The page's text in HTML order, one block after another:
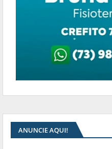
ANUNCIE AQUI!